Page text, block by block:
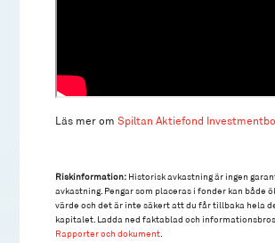
Läs mer omSpiltan Aktiefond
Riskinformation: Historisk avkastning är ingen
avkastning. Pengar som placeras i fonder kan både
värde och det är inte säkert att du får tillbaka hela
kapitalet. Ladda ned faktablad och
Rapporter och dokument